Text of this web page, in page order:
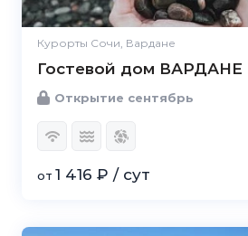
Курорты Сочи, Вардане
Гостевой дом ВАРДАНЕ
Открытие сентябрь
от 1 416 ₽ / сут